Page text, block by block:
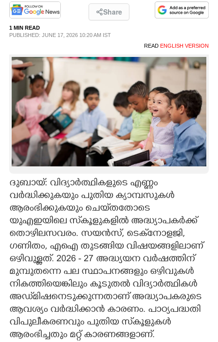
PHOTOS
LIFESTYLE
SPIRITUAL
INFO+
ART
ASTRO
LITERATURE
ZOOM
CONTACT US
Share
1 MIN READ
PUBLISHED: JUNE 17, 2026 10:20 AM IST
READ ENGLISH VERSION
ദുബായ്: വിദ്യാർത്ഥികളുടെ എണ്ണം
വർദ്ധിക്കുകയും പുതിയ ക്യാമ്പസുകൾ
ആരംഭിക്കുകയും ചെയ്‌തതോടെ
യുഎഇയിലെ സ്‌കൂളുകളിൽ അദ്ധ്യാപകർക്ക്
തൊഴിലസവരം. സയൻസ്, ടെക്‌നോളജി,
ഗണിതം, എഐ തുടങ്ങിയ വിഷയങ്ങളിലാണ്
ഒഴിവുള്ളത്. 2026 - 27 അദ്ധ്യയന വർഷത്തിന്
മുമ്പുതന്നെ പല സ്ഥാപനങ്ങളും ഒഴിവുകൾ
നികത്തിയെങ്കിലും കൂടുതൽ വിദ്യാർത്ഥികൾ
അഡ്‌മിഷനെടുക്കുന്നതാണ് അദ്ധ്യാപകരുടെ
ആവശ്യം വർദ്ധിക്കാൻ കാരണം. പാഠ്യപദ്ധതി
വിപുലീകരണവും പുതിയ സ്‌കൂളുകൾ
ആരംഭിച്ചതും മറ്റ് കാരണങ്ങളാണ്.